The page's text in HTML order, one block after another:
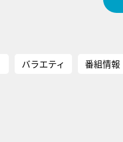
バラエティ 番組情報